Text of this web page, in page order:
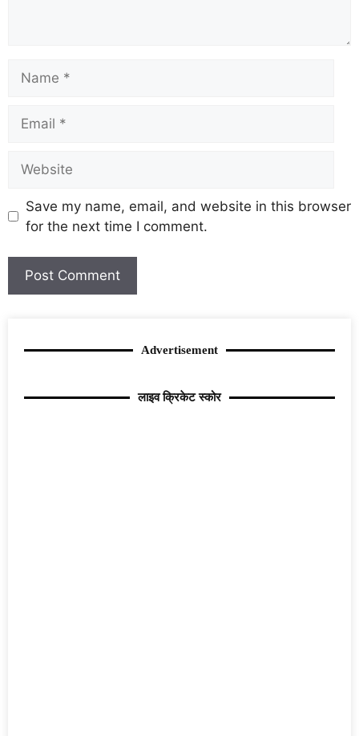
Save my name, email, and website in this browser
for the next time I comment.
Advertisement
लाइव क्रिकेट स्कोर